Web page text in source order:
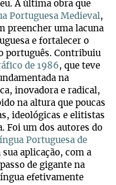
A última obra que
Portuguesa Medieval,
preencher uma lacuna
e fortalecer o
português. Contribuiu
de 1986, que teve
na
inovadora e radical,
na altura que poucas
ideológicas e elitistas
Foi um dos autores do
Portuguesa de
aplicação, com a
de gigante na
efetivamente